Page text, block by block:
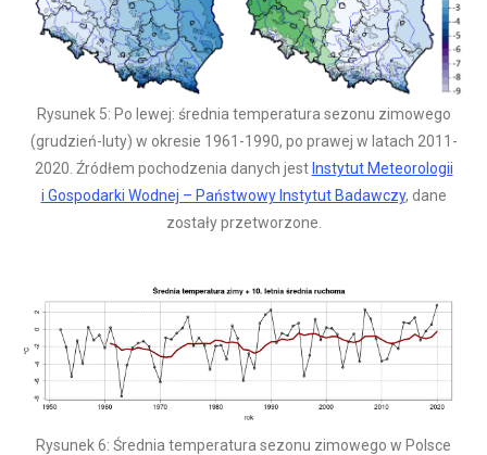
Rysunek 5: Po lewej: średnia temperatura sezonu zimowego
(grudzień-luty) w okresie 1961-1990, po prawej w latach 2011-
2020. Źródłem pochodzenia danych jest Instytut Meteorologii
i Gospodarki Wodnej – Państwowy Instytut Badawczy, dane
zostały przetworzone.
Rysunek 6: Średnia temperatura sezonu zimowego w Polsce